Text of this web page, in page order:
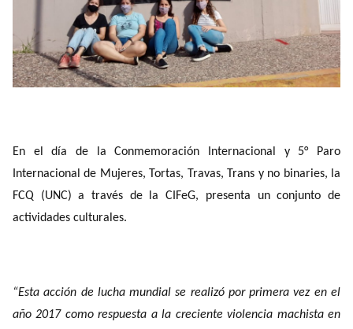
CÓRDOBA
En el día de la Conmemoración Internacional y 5° Paro
Internacional de Mujeres, Tortas, Travas, Trans y no binaries, la
FCQ (UNC) a través de la CIFeG, presenta un conjunto de
actividades culturales.
“Esta acción de lucha mundial se realizó por primera vez en el
año 2017 como respuesta a la creciente violencia machista en